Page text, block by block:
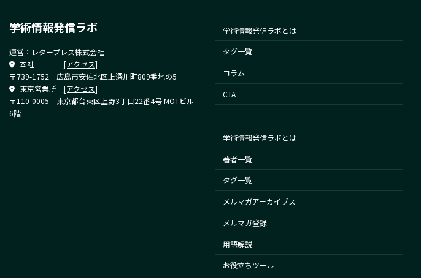
学術情報発信ラボ
運営：レタープレス株式会社
本社 [アクセス]
〒739-1752 広島市安佐北区上深川町809番地の5
東京営業所 [アクセス]
〒110-0005 東京都台東区上野3丁目22番4号 MOTビル
6階
学術情報発信ラボとは
タグ一覧
コラム
CTA
学術情報発信ラボとは
著者一覧
タグ一覧
メルマガアーカイブス
メルマガ登録
用語解説
お役立ちツール